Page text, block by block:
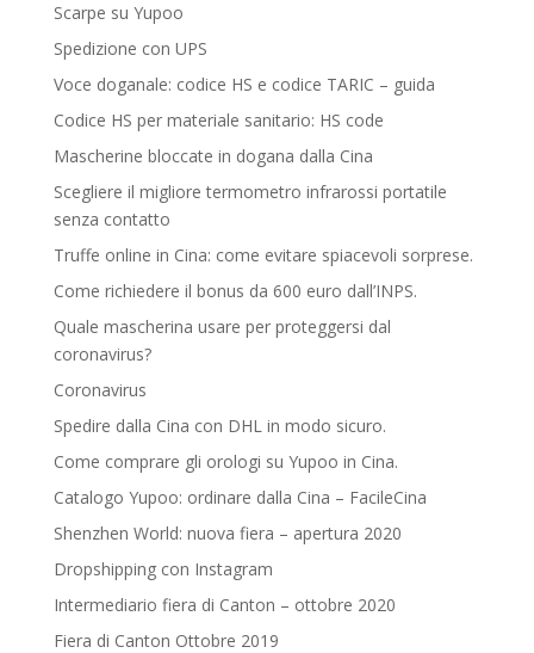
Scarpe su Yupoo
Spedizione con UPS
Voce doganale: codice HS e codice TARIC – guida
Codice HS per materiale sanitario: HS code
Mascherine bloccate in dogana dalla Cina
Scegliere il migliore termometro infrarossi portatile
senza contatto
Truffe online in Cina: come evitare spiacevoli sorprese.
Come richiedere il bonus da 600 euro dall’INPS.
Quale mascherina usare per proteggersi dal
coronavirus?
Coronavirus
Spedire dalla Cina con DHL in modo sicuro.
Come comprare gli orologi su Yupoo in Cina.
Catalogo Yupoo: ordinare dalla Cina – FacileCina
Shenzhen World: nuova fiera – apertura 2020
Dropshipping con Instagram
Intermediario fiera di Canton – ottobre 2020
Fiera di Canton Ottobre 2019